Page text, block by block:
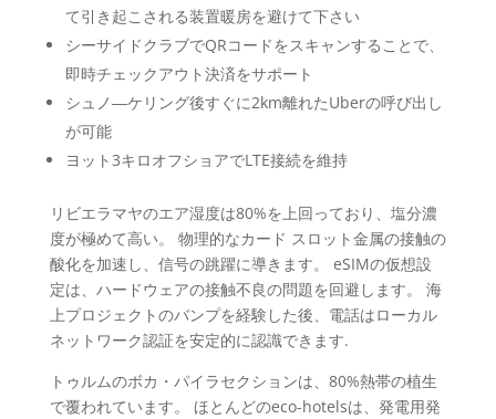
て引き起こされる装置暖房を避けて下さい
シーサイドクラブでQRコードをスキャンすることで、
即時チェックアウト決済をサポート
シュノ―ケリング後すぐに2km離れたUberの呼び出し
が可能
ヨット3キロオフショアでLTE接続を維持
リビエラマヤのエア湿度は80%を上回っており、塩分濃
度が極めて高い。 物理的なカード スロット金属の接触の
酸化を加速し、信号の跳躍に導きます。 eSIMの仮想設
定は、ハードウェアの接触不良の問題を回避します。 海
上プロジェクトのバンプを経験した後、電話はローカル
ネットワーク認証を安定的に認識できます.
トゥルムのボカ・パイラセクションは、80%熱帯の植生
で覆われています。 ほとんどのeco-hotelsは、発電用発